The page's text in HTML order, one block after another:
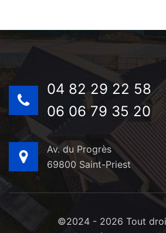
04 82 29 22 58
06 06 79 35 20
Av. du Progrès
69800 Saint-Priest
©2024 - 2026 Tout